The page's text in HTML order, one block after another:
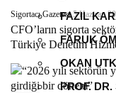
FAZIL
FARUK
OKAN
PROF.
Sigortacı Gazetesi 5 Haziran
CFO’ların sigorta
Türkiye Denetim